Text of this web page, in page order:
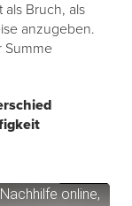
als Bruch, als
anzugeben.
Summe
online,